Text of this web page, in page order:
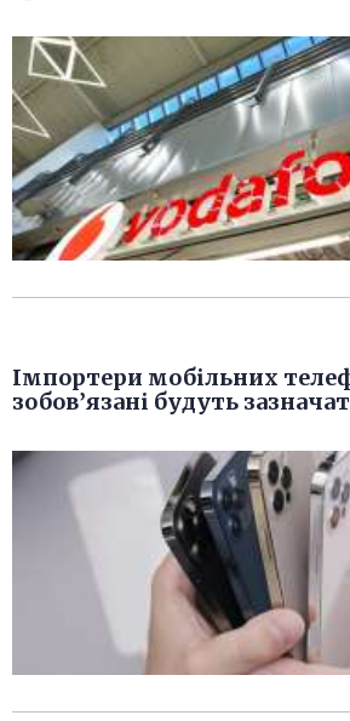
Імпортери мобільних
зобов’язані будуть